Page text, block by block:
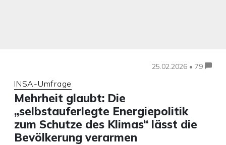
25.02.2026 • 79
INSA-Umfrage
Mehrheit glaubt: Die
„selbstauferlegte Energiepolitik
zum Schutze des Klimas“ lässt die
Bevölkerung verarmen